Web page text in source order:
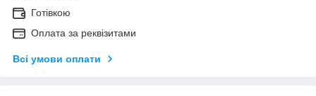
Готівкою
Оплата за реквізитами
Всі умови оплати